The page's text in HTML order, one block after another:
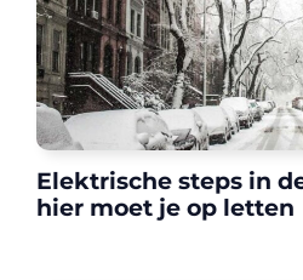
Elektrische steps in
hier moet je op letten